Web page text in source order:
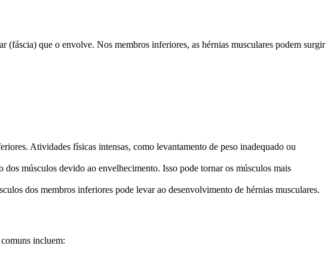
(fáscia) que o envolve. Nos membros inferiores, as hérnias musculares podem surgir
Atividades físicas intensas, como levantamento de peso inadequado ou
músculos devido ao envelhecimento. Isso pode tornar os músculos mais
dos membros inferiores pode levar ao desenvolvimento de hérnias musculares.
incluem: